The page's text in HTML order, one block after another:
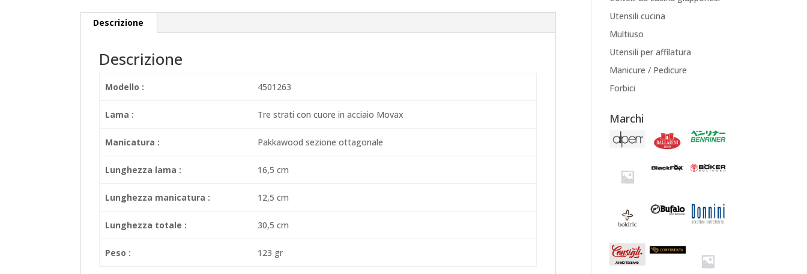
Descrizione
Descrizione
Modello : 4501263
Lama : Tre strati con cuore in acciaio Movax
Manicatura : Pakkawood sezione ottagonale
Lunghezza lama : 16,5 cm
Lunghezza manicatura : 12,5 cm
Lunghezza totale : 30,5 cm
Peso : 123 gr
Utensili cucina
Multiuso
Utensili per affilatura
Manicure / Pedicure
Forbici
Marchi